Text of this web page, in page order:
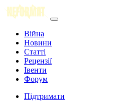
Війна
Новини
Статті
Рецензії
Івенти
Форум
Підтримати